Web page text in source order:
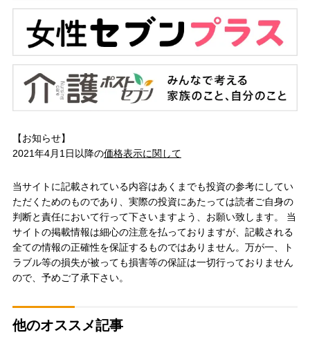
【お知らせ】
2021年4月1日以降の価格表示に関して
当サイトに記載されている内容はあくまでも投資の参考にしてい
ただくためのものであり、実際の投資にあたっては読者ご自身の
判断と責任において行って下さいますよう、お願い致します。 当
サイトの掲載情報は細心の注意を払っておりますが、記載される
全ての情報の正確性を保証するものではありません。万が一、ト
ラブル等の損失が被っても損害等の保証は一切行っておりません
ので、予めご了承下さい。
他のオススメ記事